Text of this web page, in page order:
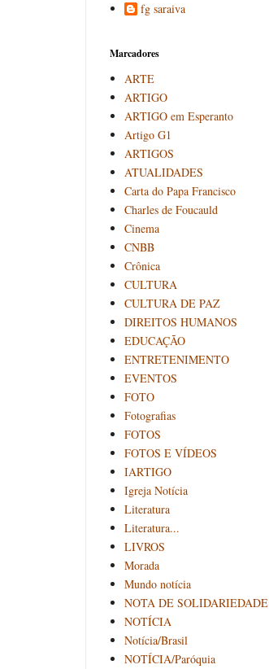
fg saraiva
Marcadores
ARTE
ARTIGO
ARTIGO em Esperanto
Artigo G1
ARTIGOS
ATUALIDADES
Carta do Papa Francisco
Charles de Foucauld
Cinema
CNBB
Crônica
CULTURA
CULTURA DE PAZ
DIREITOS HUMANOS
EDUCAÇÃO
ENTRETENIMENTO
EVENTOS
FOTO
Fotografias
FOTOS
FOTOS E VÍDEOS
IARTIGO
Igreja Notícia
Literatura
Literatura...
LIVROS
Morada
Mundo notícia
NOTA DE SOLIDARIEDADE
NOTÍCIA
Notícia/Brasil
NOTÍCIA/Paróquia